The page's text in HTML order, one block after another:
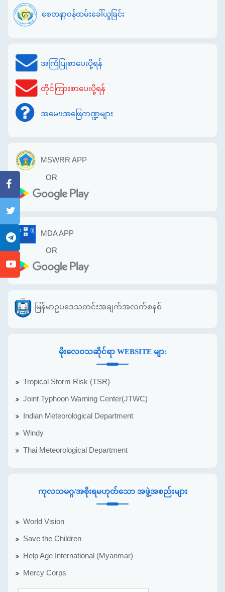
စေတနာ့ဝန်ထမ်းခေါ်ယူခြင်း
အကြံပြုစာပေးပို့ရန်
တိုင်ကြားစာပေးပို့ရန်
အမေး၊အဖြေကဏ္ဍများ
MSWRR APP
OR
MDA APP
OR
မြန်မာဥပဒေသတင်းအချက်အလက်စနစ်
မိုးလေဝသဆိုင်ရာ WEBSITE မျာ:
Tropical Storm Risk (TSR)
Joint Typhoon Warning Center(JTWC)
Indian Meteorological Department
Windy
Thai Meteorological Department
ကုလသမဂ္ဂ/အစိုးရမဟုတ်သော အဖွဲ့အစည်းများ
World Vision
Save the Children
Help Age International (Myanmar)
Mercy Corps